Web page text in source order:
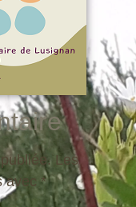
Les
avec *